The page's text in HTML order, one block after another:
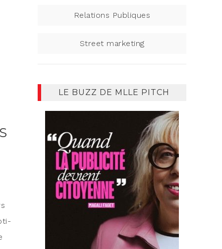
Relations Publiques
Street marketing
LE BUZZ DE MLLE PITCH